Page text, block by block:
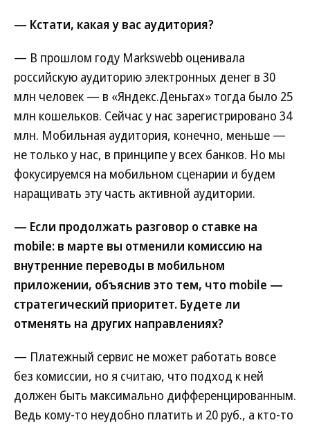
— Кстати, какая у вас аудитория?
— В прошлом году Markswebb оценивала
российскую аудиторию электронных денег в 30
млн человек — в «Яндекс.Деньгах» тогда было 25
млн кошельков. Сейчас у нас зарегистрировано 34
млн. Мобильная аудитория, конечно, меньше —
не только у нас, в принципе у всех банков. Но мы
фокусируемся на мобильном сценарии и будем
наращивать эту часть активной аудитории.
— Если продолжать разговор о ставке на
mobile: в марте вы отменили комиссию на
внутренние переводы в мобильном
приложении, объяснив это тем, что mobile —
стратегический приоритет. Будете ли
отменять на других направлениях?
— Платежный сервис не может работать вовсе
без комиссии, но я считаю, что подход к ней
должен быть максимально дифференцированным.
Ведь кому-то неудобно платить и 20 руб., а кто-то